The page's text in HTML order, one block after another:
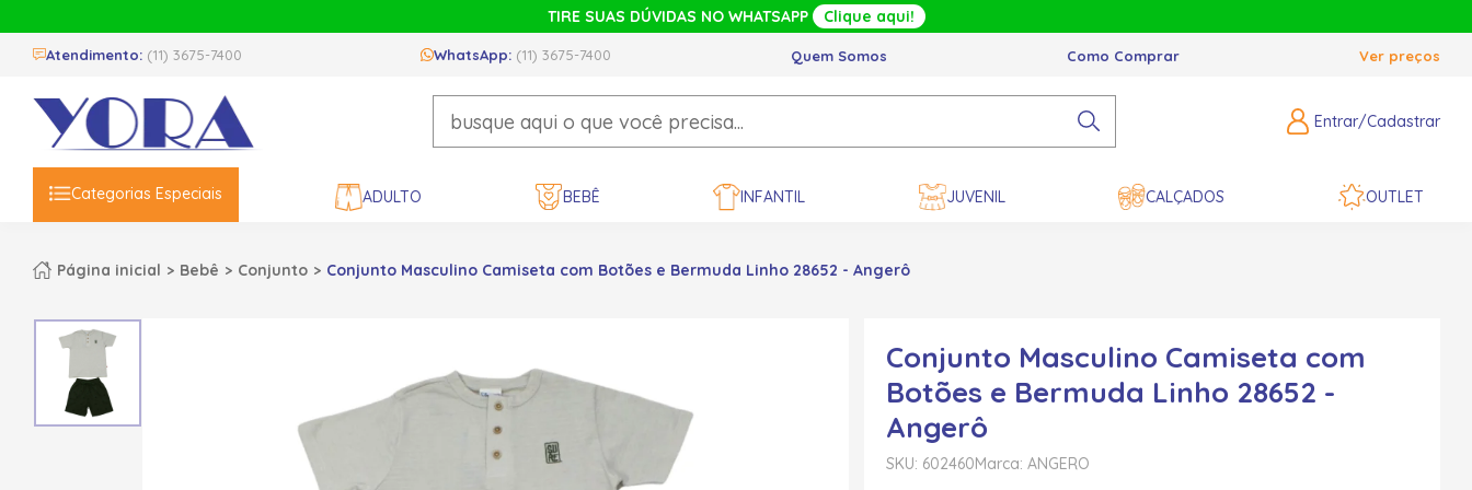
TIRE SUAS DÚVIDAS NO WHATSAPP Clique aqui!
Atendimento: (11) 3675-7400 WhatsApp: (11) 3675-7400 Quem Somos Como Comprar Ver preços
Entrar/Cadastrar
Categorias Especiais ADULTO BEBÊ INFANTIL JUVENIL CALÇADOS OUTLET
Página inicial Bebê Conjunto Conjunto Masculino Camiseta com Botões e Bermuda Linho 28652 - Angerô
Conjunto Masculino Camiseta com
Botões e Bermuda Linho 28652 -
Angerô
SKU: 602460Marca: ANGERO